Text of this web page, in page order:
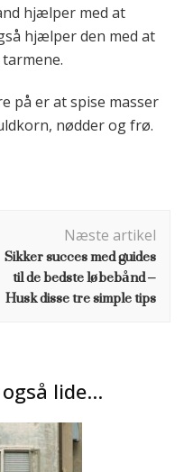
hjælper med at
hjælper den med at
på er at spise masser
nødder og frø.
Næste artikel
Sikker succes med guides
til de bedste løbebånd –
Husk disse tre simple tips
lide...